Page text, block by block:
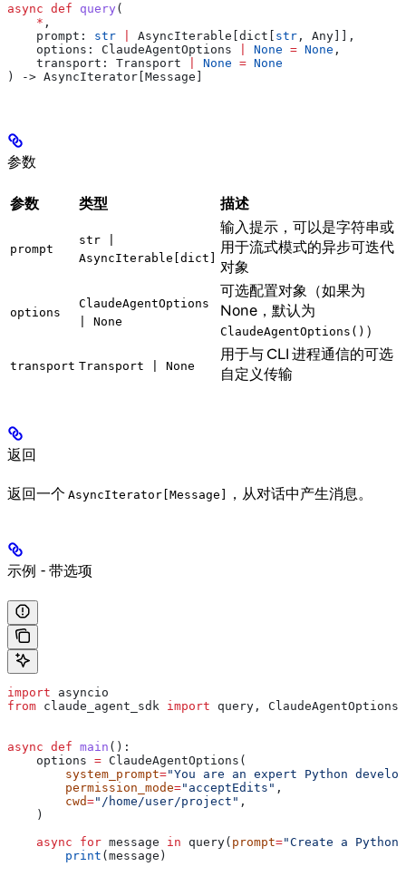
async def query (
    *
,
    prompt
: str AsyncIterable[dict[ str , Any]],
    options
: ClaudeAgentOptions None = None ,
    transport
: Transport None = None
) -> AsyncIterator[Message]
参数
参数 类型 描述
prompt
str |
AsyncIterable[dict]
输入提示，可以是字符串或
用于流式模式的异步可迭代
对象
options
ClaudeAgentOptions
| None
可选配置对象（如果为
None，默认为
ClaudeAgentOptions() ）
transport Transport | None
用于与 CLI 进程通信的可选
自定义传输
返回
返回一个 AsyncIterator[Message] ，从对话中产生消息。
示例 - 带选项
import asyncio
from claude_agent_sdk import query, ClaudeAgentOptions
async def main ():
    options
= ClaudeAgentOptions(
        system_prompt
="You are an expert Python
        permission_mode
="acceptEdits" ,
        cwd
="/home/user/project" ,
    )
    async
for message in query( prompt="Create a Python
        print
(message)